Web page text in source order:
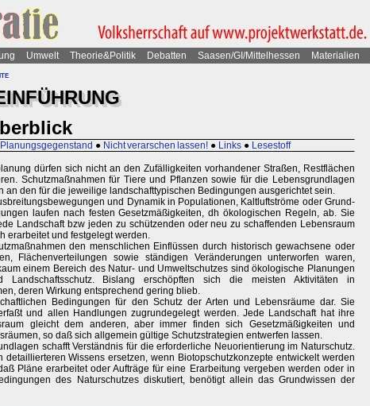
Umwelt Theorie&Politik Debatten Saasen/GI/Mittelhessen Materialien
● Nicht verarschen lassen! ● Links ● Lesestoff
dürfen sich nicht an den Zufälligkeiten vorhandener Straßen, Restflächen
Schutzmaßnahmen für Tiere und Pflanzen sowie für die Lebensgrundlagen
an den für die jeweilige landschafttypischen Bedingungen ausgerichtet sein.
und Dynamik in Populationen, Kaltluftströme oder Grund-
laufen nach festen Gesetzmäßigkeiten, dh ökologischen Regeln, ab. Sie
Landschaft bzw jeden zu schützenden oder neu zu schaffenden Lebensraum
erarbeitet und festgelegt werden.
den menschlichen Einflüssen durch historisch gewachsene oder
Flächenverteilungen sowie ständigen Veränderungen unterworfen waren,
einem Bereich des Natur- und Umweltschutzes sind ökologische Planungen
Bislang erschöpften sich die meisten Aktivitäten in
deren Wirkung entsprechend gering blieb.
Bedingungen für den Schutz der Arten und Lebensräume dar. Sie
und allen Handlungen zugrundegelegt werden. Jede Landschaft hat ihre
gleicht dem anderen, aber immer finden sich Gesetzmäßigkeiten und
so daß sich allgemein gültige Schutzstrategien entwerfen lassen.
schafft Verständnis für die erforderliche Neuorientierung im Naturschutz.
Wissens ersetzen, wenn Biotopschutzkonzepte entwickelt werden
Pläne erarbeitet oder Aufträge für eine Erarbeitung vergeben werden oder in
des Naturschutzes diskutiert, benötigt allein das Grundwissen der